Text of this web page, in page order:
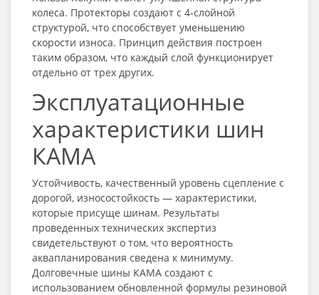
колеса. Протекторы создают с 4-слойной
структурой, что способствует уменьшению
скорости износа. Принцип действия построен
таким образом, что каждый слой функционирует
отдельно от трех других.
Эксплуатационные
характеристики шин
КАМА
Устойчивость, качественный уровень сцепление с
дорогой, износостойкость — характеристики,
которые присуще шинам. Результаты
проведенных технических экспертиз
свидетельствуют о том, что вероятность
аквапланирования сведена к минимуму.
Долговечные шины КАМА создают с
использованием обновленной формулы резиновой